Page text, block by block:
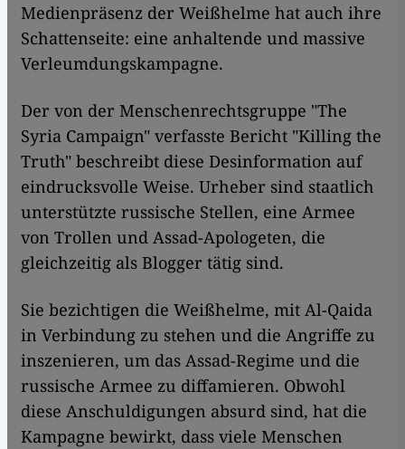
Medienpräsenz der Weißhelme hat auch ihre
Schattenseite: eine anhaltende und massive
Verleumdungskampagne.
Der von der Menschenrechtsgruppe "The
Syria Campaign" verfasste Bericht "Killing the
Truth" beschreibt diese Desinformation auf
eindrucksvolle Weise. Urheber sind staatlich
unterstützte russische Stellen, eine Armee
von Trollen und Assad-Apologeten, die
gleichzeitig als Blogger tätig sind.
Sie bezichtigen die Weißhelme, mit Al-Qaida
in Verbindung zu stehen und die Angriffe zu
inszenieren, um das Assad-Regime und die
russische Armee zu diffamieren. Obwohl
diese Anschuldigungen absurd sind, hat die
Kampagne bewirkt, dass viele Menschen